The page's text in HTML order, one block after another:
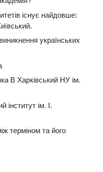
існує найдовше:
українських
В Харківський НУ ім.
інститут ім. І.
терміном та його